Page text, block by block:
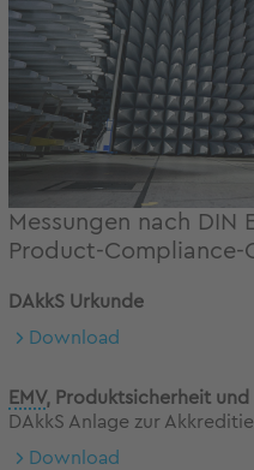
Messungen nach DIN
Product-Compliance-
DAkkS Urkunde
Download
EMV, Produktsicherheit
DAkkS Anlage zur
Download